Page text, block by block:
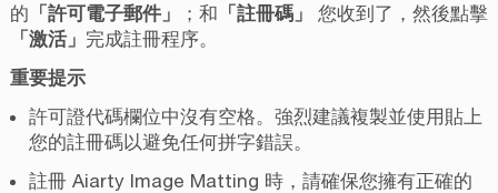
的 「許可電子郵件」 ；和 「註冊碼」 您收到了，然後點擊
「激活」 完成註冊程序。
重要提示
許可證代碼欄位中沒有空格。強烈建議複製並使用貼上
您的註冊碼以避免任何拼字錯誤。
註冊 Aiarty Image Matting 時，請確保您擁有正確的